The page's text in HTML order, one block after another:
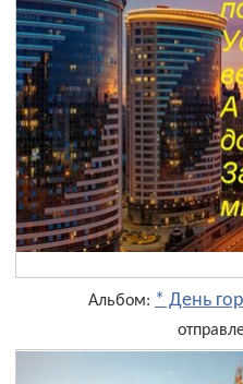
Альбом: * День